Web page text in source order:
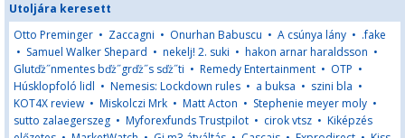
Utoljára keresett
Otto Preminger • Zaccagni • Onurhan Babuscu • A csúnya lány • .fake
• Samuel Walker Shepard • nekelj! 2. suki • hakon arnar haraldsson •
Glutďż˝nmentes bďż˝grďż˝s sďż˝ti • Remedy Entertainment • OTP •
Húsklopfoló lidl • Nemesis: Lockdown rules • a buksa • szini bla •
KOT4X review • Miskolczi Mrk • Matt Acton • Stephenie meyer moly •
sutto zalaegerszeg • Myforexfunds Trustpilot • cirok vtsz • Kiképzés